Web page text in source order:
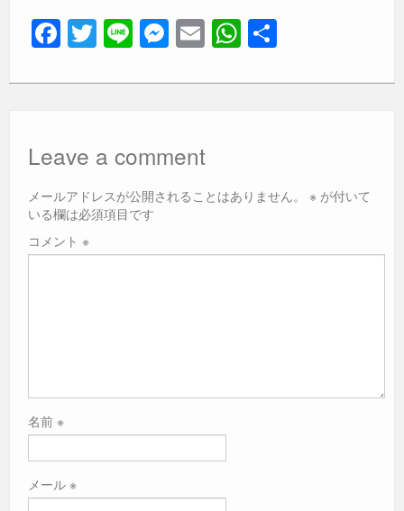
F
a
c
b
o
o
k
T
wi
tt
Li
n
e
M
e
ss
n
g
er
E
m
ail
W
h
at
p
Leave a comment
メールアドレスが公開されることはありません。 ※ が付いて
いる欄は必須項目です
コメント ※
名前 ※
メール ※